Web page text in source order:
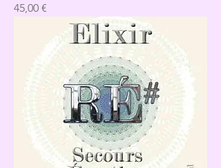
Precio
45,00 €